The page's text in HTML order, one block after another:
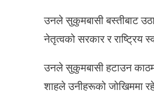
उनले सुकुमबासी बस्तीबाट
नेतृत्वको सरकार र राष्ट्रिय
उनले सुकुमबासी हटाउन
शाहले उनीहरूको जोखिममा